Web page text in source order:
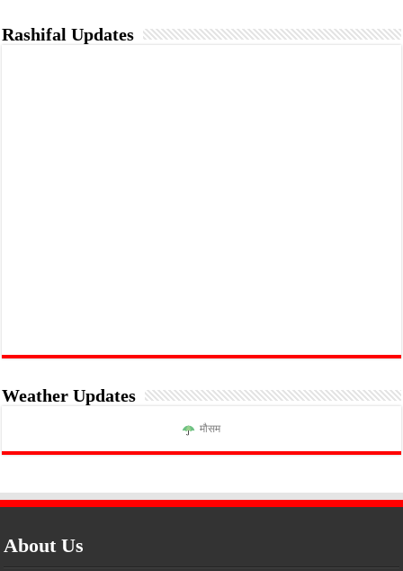
Rashifal Updates
Weather Updates
मौसम
About Us